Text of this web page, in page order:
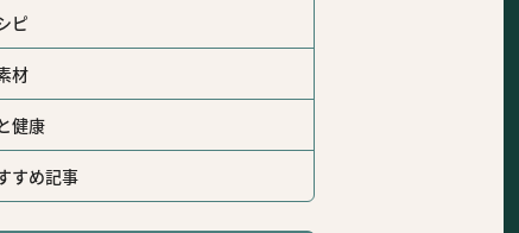
ピ
材
健康
すめ記事